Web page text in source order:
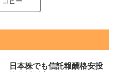
日本株でも信託報酬格安投